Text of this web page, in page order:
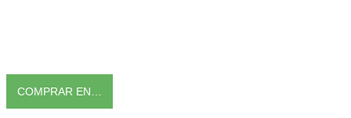
COMPRAR EN…